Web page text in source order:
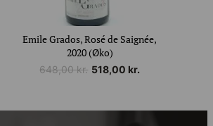
Emile Grados, Rosé de Saignée,
2020 (Øko)
648,00kr. Den
var:
518,00 kr.
Den
er: